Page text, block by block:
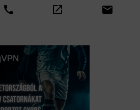
call open_in_new email